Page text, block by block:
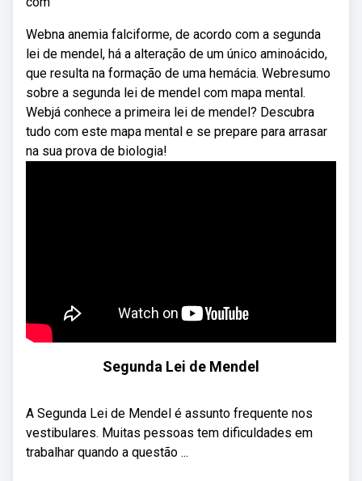
Webna anemia falciforme, de acordo com a segunda
lei de mendel, há a alteração de um único aminoácido,
que resulta na formação de uma hemácia. Webresumo
sobre a segunda lei de mendel com mapa mental.
Webjá conhece a primeira lei de mendel? Descubra
tudo com este mapa mental e se prepare para arrasar
na sua prova de biologia!
Segunda Lei de Mendel
A Segunda Lei de Mendel é assunto frequente nos
vestibulares. Muitas pessoas tem dificuldades em
trabalhar quando a questão ...